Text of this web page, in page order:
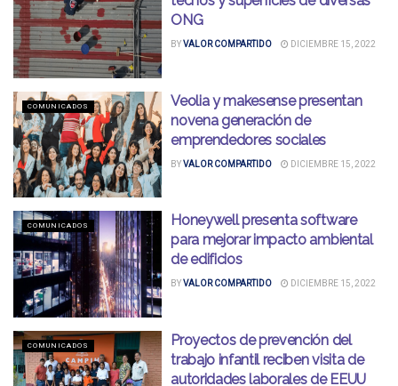
ONG
BYVALOR COMPARTIDO DICIEMBRE 15, 2022
COMUNICADOS
Veolia y makesense presentan
novena generación de
emprendedores sociales
BYVALOR COMPARTIDO DICIEMBRE 15, 2022
COMUNICADOS
Honeywell presenta software
para mejorar impacto ambiental
de edificios
BYVALOR COMPARTIDO DICIEMBRE 15, 2022
COMUNICADOS
Proyectos de prevención del
trabajo infantil reciben visita de
autoridades laborales de EEUU